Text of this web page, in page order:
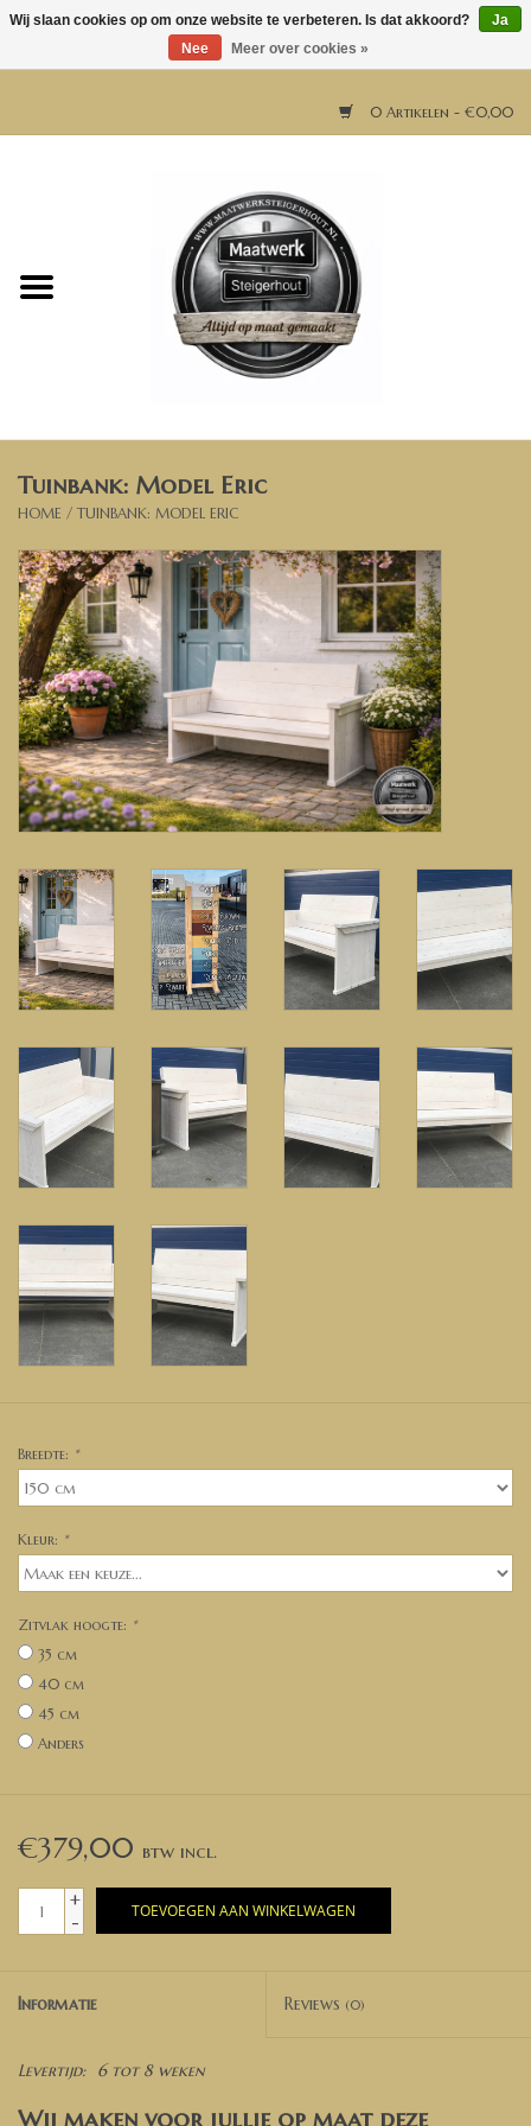
0 Artikelen - €0,00
Horeca meubels
Bartafels
Banken, stoelen &
(Bar)krukken
Hoekbanken
Plantenbakken
Hockers & Terrastafels
buy-gift-card
Zuilen & Pilaren
Tuinbank: Model Eric
HOME / TUINBANK: MODEL ERIC
Breedte: *
Kleur: *
Zitvlak hoogte: *
35 cm
40 cm
45 cm
Anders
€379,00
+
-
TOEVOEGEN AAN WINKELWAGEN
Informatie Reviews (0)
Levertijd: 6 tot 8 weken
Wij maken voor jullie op maat deze
Wij slaan cookies op om onze website te verbeteren. Is dat akkoord?
Ja
Nee
Meer over cookies »